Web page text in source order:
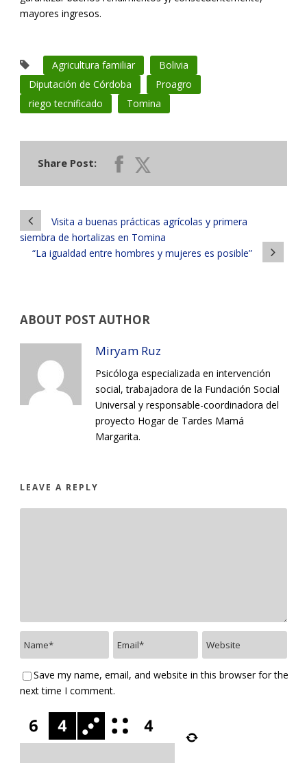
mayores ingresos.
Agricultura familiar
Bolivia
Diputación de Córdoba
Proagro
riego tecnificado
Tomina
Share Post:
Visita a buenas prácticas agrícolas y primera
siembra de hortalizas en Tomina
“La igualdad entre hombres y mujeres es posible”
ABOUT POST AUTHOR
Miryam Ruz
Psicóloga especializada en intervención
social, trabajadora de la Fundación Social
Universal y responsable-coordinadora del
proyecto Hogar de Tardes Mamá
Margarita.
LEAVE A REPLY
Save my name, email, and website in this browser for the
next time I comment.